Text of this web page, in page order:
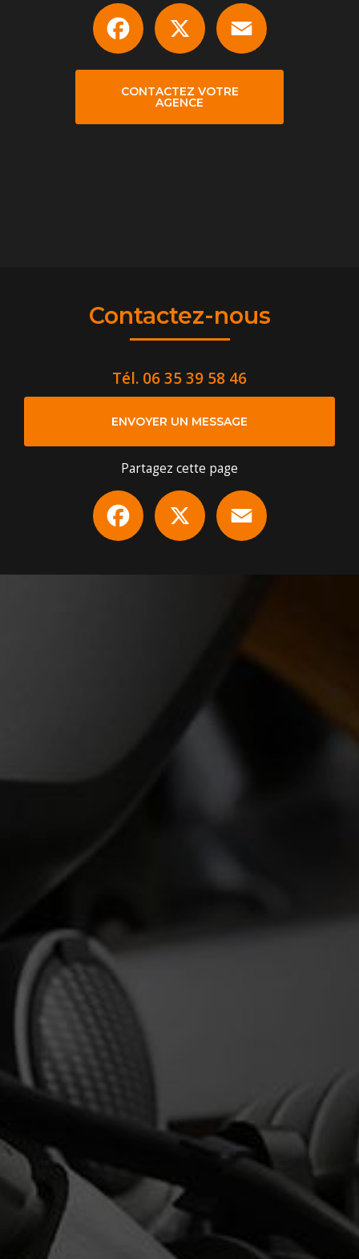
Facebook
CONTACTEZ VOTRE
AGENCE
Contactez-nous
Tél. 06 35 39 58 46
ENVOYER UN MESSAGE
Partagez cette page
Facebook